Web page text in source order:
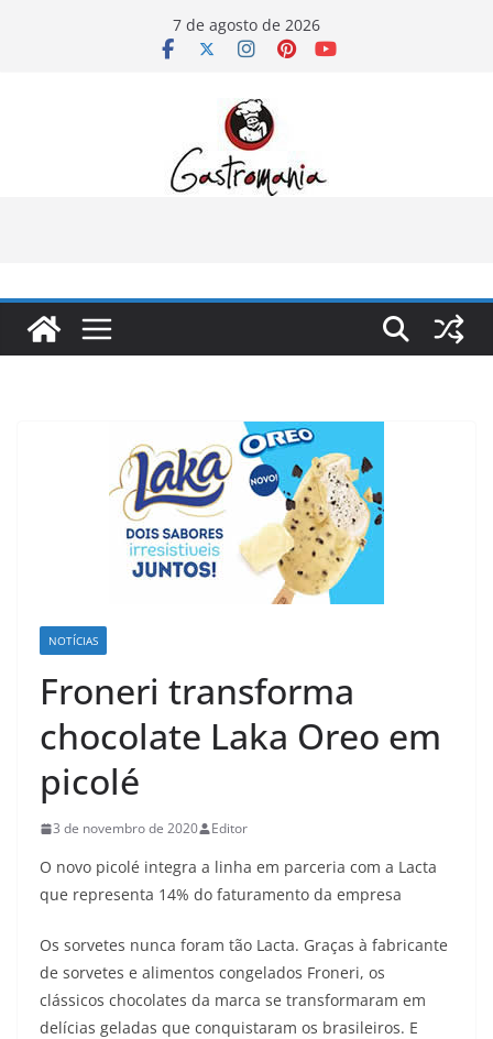
7 de agosto de 2026
NOTÍCIAS
Froneri transforma
chocolate Laka Oreo em
picolé
3 de novembro de 2020 Editor
O novo picolé integra a linha em parceria com a Lacta
que representa 14% do faturamento da empresa
Os sorvetes nunca foram tão Lacta. Graças à fabricante
de sorvetes e alimentos congelados Froneri, os
clássicos chocolates da marca se transformaram em
delícias geladas que conquistaram os brasileiros. E